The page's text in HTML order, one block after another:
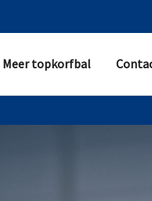
Meer topkorfbal